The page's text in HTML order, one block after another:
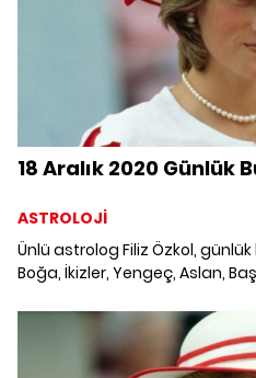
18 Aralık 2020 Günlük
ASTROLOJİ
Ünlü astrolog Filiz Özkol, günlük
Boğa, İkizler, Yengeç, Aslan,
Burç Yorumları; Haftalık burç,
burç özellikleri ve günlük
etmesi gereken konular ve